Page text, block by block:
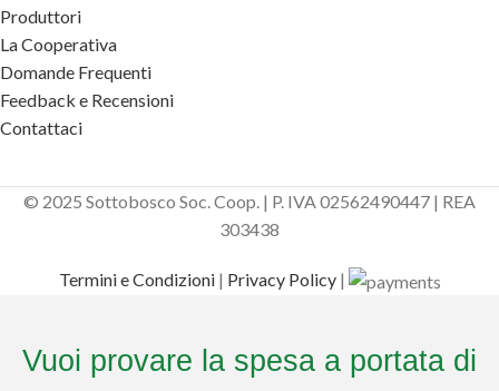
Produttori
La Cooperativa
Domande Frequenti
Feedback e Recensioni
Contattaci
© 2025 Sottobosco Soc. Coop. | P. IVA 02562490447 | REA
303438
Termini e Condizioni| Privacy Policy|
Vuoi provare la spesa a portata di